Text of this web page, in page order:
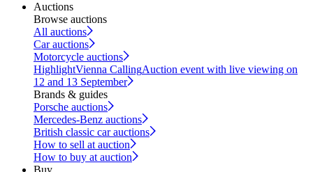
Auctions
Browse auctions
All auctions
Car auctions
Motorcycle auctions
HighlightVienna CallingAuction event with live viewing on
12 and 13 September
Brands & guides
Porsche auctions
Mercedes-Benz auctions
British classic car auctions
How to sell at auction
How to buy at auction
Buy